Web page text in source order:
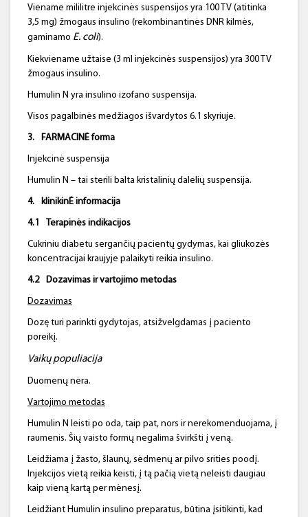
Viename mililitre injekcinės suspensijos yra 100 TV (atitinka
3,5 mg) žmogaus insulino (rekombinantinės DNR kilmės,
gaminamo E. coli).
Kiekviename užtaise (3 ml injekcinės suspensijos) yra 300 TV
žmogaus insulino.
Humulin N yra insulino izofano suspensija.
Visos pagalbinės medžiagos išvardytos 6.1 skyriuje.
3. FARMACINĖ forma
Injekcinė suspensija
Humulin N – tai sterili balta kristalinių dalelių suspensija.
4. klinikinĖ informacija
4.1 Terapinės indikacijos
Cukriniu diabetu sergančių pacientų gydymas, kai gliukozės
koncentracijai kraujyje palaikyti reikia insulino.
4.2 Dozavimas ir vartojimo metodas
Dozavimas
Dozę turi parinkti gydytojas, atsižvelgdamas į paciento
poreikį.
Vaikų populiacija
Duomenų nėra.
Vartojimo metodas
Humulin N leisti po oda, taip pat, nors ir nerekomenduojama, į
raumenis. Šių vaisto formų negalima švirkšti į veną.
Leidžiama į žasto, šlaunų, sėdmenų ar pilvo srities poodį.
Injekcijos vietą reikia keisti, į tą pačią vietą neleisti daugiau
kaip vieną kartą per mėnesį.
Leidžiant Humulin insulino preparatus, būtina įsitikinti, kad